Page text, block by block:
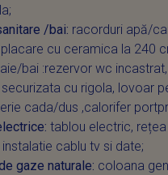
/bai: racorduri apă/
cu ceramica la 240
bai :rezervor wc
cu rigola, lovoar
cada/dus ,calorifer
tablou electric,
cablu tv si date;
gaze naturale: coloana